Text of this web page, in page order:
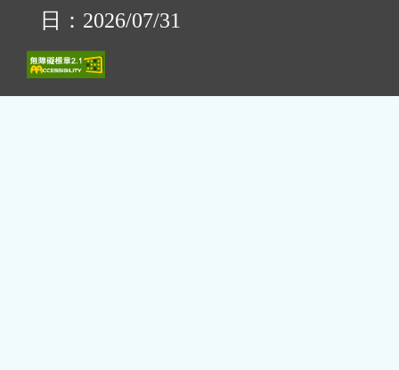
日：2026/07/31